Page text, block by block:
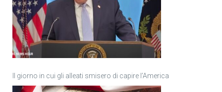
Il giorno in cui gli alleati smisero di capire l’America